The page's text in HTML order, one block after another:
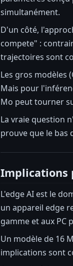
simultanément.
D'un côté,
compete" :
trajectoires sont
Les gros modèles
Mais pour
Mo peut tourner
La vraie question
prouve que le bas
Implications
L'edge AI est le
un appareil edge
gamme et aux PC
Un modèle de 16
implications sont